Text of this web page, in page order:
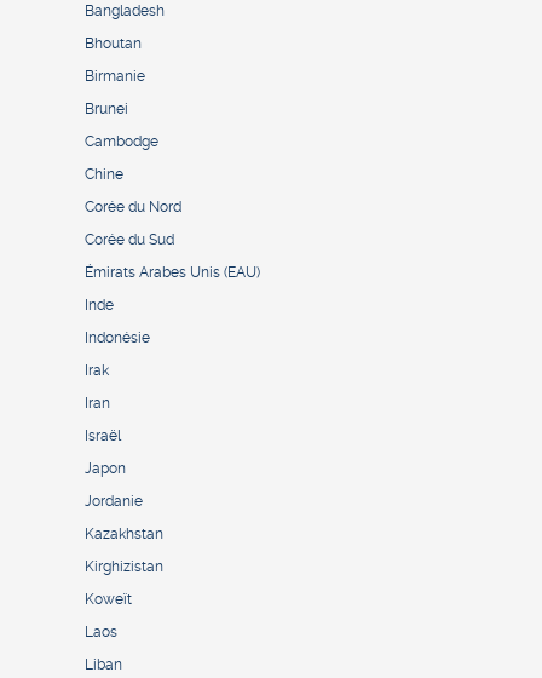
Bangladesh
Bhoutan
Birmanie
Brunei
Cambodge
Chine
Corée du Nord
Corée du Sud
Émirats Arabes Unis (EAU)
Inde
Indonésie
Irak
Iran
Israël
Japon
Jordanie
Kazakhstan
Kirghizistan
Koweït
Laos
Liban